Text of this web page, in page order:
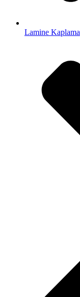
Lamine Kaplama